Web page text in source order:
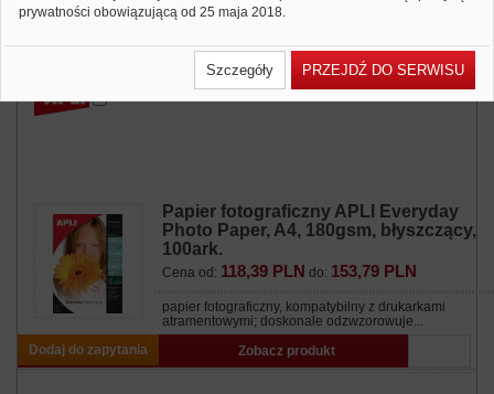
atramentowymi; doskonale odzwzorowuje...
Papier fotograficzny APLI Everyday
Photo Paper, A4, 180gsm, błyszczący,
100ark.
Cena od: 118,39 PLN do: 153,79 PLN
papier fotograficzny, kompatybilny z drukarkami
atramentowymi; doskonale odzwzorowuje...
Dodaj do zapytania
Zobacz produkt
prywatności obowiązującą od 25 maja 2018.
wcześniejsza zgoda której udzieliliście podczas zakładania konta. Każda
Państwa zgoda jest dobrowolna i można ją w dowolnym momencie
Szczegóły PRZEJDŹ DO SERWISU